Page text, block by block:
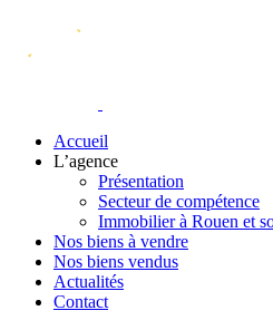
Accueil
L’agence
Présentation
Secteur de compétence
Immobilier à Rouen et
Nos biens à vendre
Nos biens vendus
Actualités
Contact